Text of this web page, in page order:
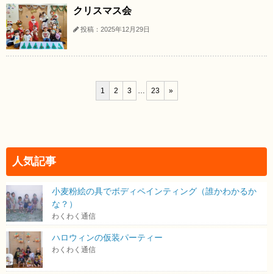
クリスマス会
投稿：2025年12月29日
1 2 3 23 »
人気記事
小麦粉絵の具でボディペインティング（誰かわかるか
な？）
わくわく通信
ハロウィンの仮装パーティー
わくわく通信